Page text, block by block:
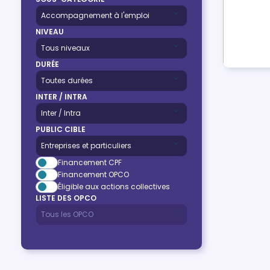
NIVEAU
DURÉE
INTER / INTRA
PUBLIC CIBLE
Financement CPF
Financement OPCO
Éligible aux actions collectives
LISTE DES OPCO